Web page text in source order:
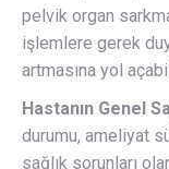
pelvik organ
işlemlere gerek
artmasına yol
Hastanın Genel
durumu, ameliyat
sağlık sorunları